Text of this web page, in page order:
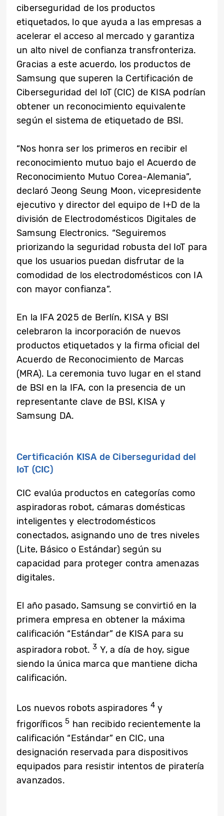
ciberseguridad de los productos
etiquetados, lo que ayuda a las empresas a
acelerar el acceso al mercado y garantiza
un alto nivel de confianza transfronteriza.
Gracias a este acuerdo, los productos de
Samsung que superen la Certificación de
Ciberseguridad del IoT (CIC) de KISA podrían
obtener un reconocimiento equivalente
según el sistema de etiquetado de BSI.
“Nos honra ser los primeros en recibir el
reconocimiento mutuo bajo el Acuerdo de
Reconocimiento Mutuo Corea-Alemania”,
declaró Jeong Seung Moon, vicepresidente
ejecutivo y director del equipo de I+D de la
división de Electrodomésticos Digitales de
Samsung Electronics. “Seguiremos
priorizando la seguridad robusta del IoT para
que los usuarios puedan disfrutar de la
comodidad de los electrodomésticos con IA
con mayor confianza”.
En la IFA 2025 de Berlín, KISA y BSI
celebraron la incorporación de nuevos
productos etiquetados y la firma oficial del
Acuerdo de Reconocimiento de Marcas
(MRA). La ceremonia tuvo lugar en el stand
de BSI en la IFA, con la presencia de un
representante clave de BSI, KISA y
Samsung DA.
Certificación KISA de Ciberseguridad del
IoT (CIC)
CIC evalúa productos en categorías como
aspiradoras robot, cámaras domésticas
inteligentes y electrodomésticos
conectados, asignando uno de tres niveles
(Lite, Básico o Estándar) según su
capacidad para proteger contra amenazas
digitales.
El año pasado, Samsung se convirtió en la
primera empresa en obtener la máxima
calificación “Estándar” de KISA para su
aspiradora robot. 3 Y, a día de hoy, sigue
siendo la única marca que mantiene dicha
calificación.
Los nuevos robots aspiradores 4 y
frigoríficos 5 han recibido recientemente la
calificación “Estándar” en CIC, una
designación reservada para dispositivos
equipados para resistir intentos de piratería
avanzados.